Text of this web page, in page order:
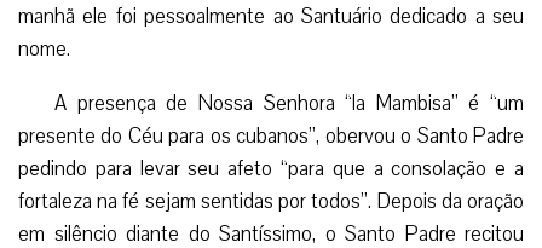
manhã ele foi pessoalmente ao Santuário dedicado a seu
nome.
A presença de Nossa Senhora “la Mambisa” é “um
presente do Céu para os cubanos”, obervou o Santo Padre
pedindo para levar seu afeto “para que a consolação e a
fortaleza na fé sejam sentidas por todos”. Depois da oração
em silêncio diante do Santíssimo, o Santo Padre recitou